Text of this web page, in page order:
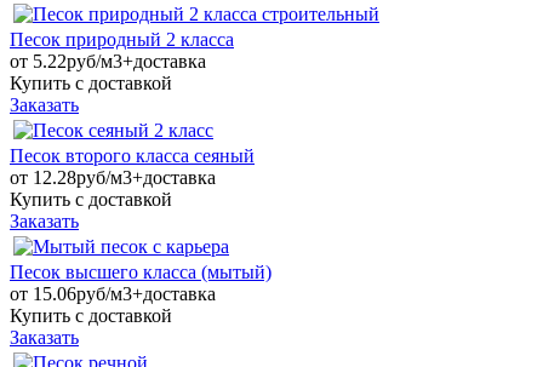
Песок природный 2 класса
от 5.22руб/м3+доставка
Купить с доставкой
Заказать
Песок второго класса сеяный
от 12.28руб/м3+доставка
Купить с доставкой
Заказать
Песок высшего класса (мытый)
от 15.06руб/м3+доставка
Купить с доставкой
Заказать